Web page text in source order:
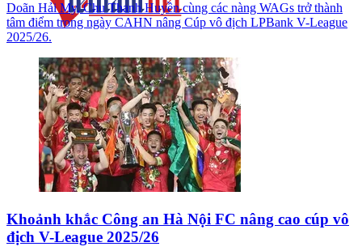
Doãn Hải My, Chu Thanh Huyền cùng các nàng WAGs trở thành
tâm điểm trong ngày CAHN nâng Cúp vô địch LPBank V-League
2025/26.
Khoảnh khắc Công an Hà Nội FC nâng cao cúp vô
địch V-League 2025/26